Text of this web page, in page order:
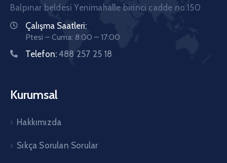
Balpınar beldesi Yenimahalle birinci cadde no:150
Çalışma Saatleri:
Ptesi – Cuma: 8:00 – 17:00
Telefon: 488 257 25 18
Kurumsal
Hakkımızda
Sıkça Sorulan Sorular